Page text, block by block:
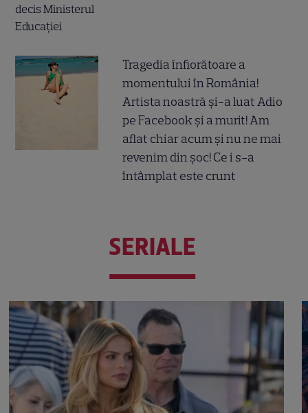
Tragedia înfiorătoare a
momentului în România!
Artista noastră și-a luat Adio
pe Facebook și a murit! Am
aflat chiar acum și nu ne mai
revenim din șoc! Ce i s-a
întâmplat este crunt
SERIALE